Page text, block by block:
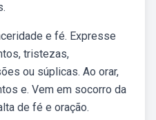
e fé. Expresse
tristezas,
ou súplicas. Ao orar,
e. Vem em socorro da
de fé e oração.